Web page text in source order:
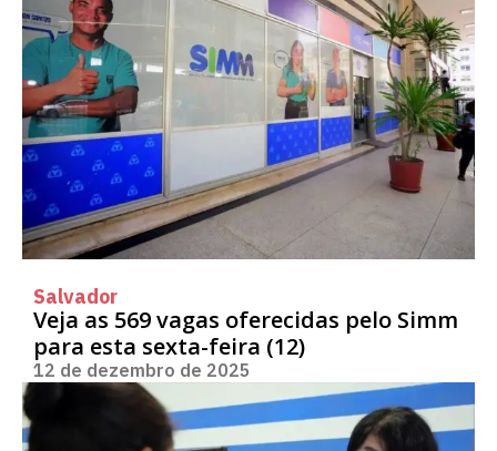
Salvador
Veja as 569 vagas oferecidas pelo Simm
para esta sexta-feira (12)
12 de dezembro de 2025